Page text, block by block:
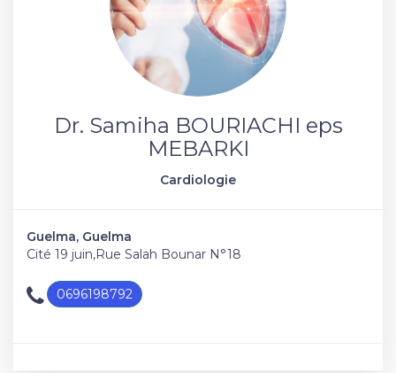
Dr. Samiha BOURIACHI eps
MEBARKI
Cardiologie
Guelma, Guelma
Cité 19 juin,Rue Salah Bounar N°18
0696198792